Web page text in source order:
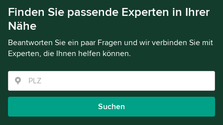
Finden Sie passende Experten in Ihrer
Nähe
Beantworten Sie ein paar Fragen und wir verbinden Sie mit
Experten, die Ihnen helfen können.
Suchen